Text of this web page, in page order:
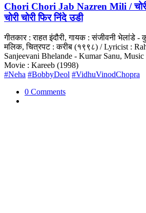
Chori Chori Jab Nazren Mili / चोरी
चोरी चोरी फिर निंदे उडी
गीतकार : राहत इंदौरी, गायक : संजीवनी भेलांडे
मलिक, चित्रपट : करीब (१९९८) / Lyricist :
Sanjeevani Bhelande - Kumar Sanu,
Movie : Kareeb (1998)
#Neha #BobbyDeol #VidhuVinodChopra
0 Comments